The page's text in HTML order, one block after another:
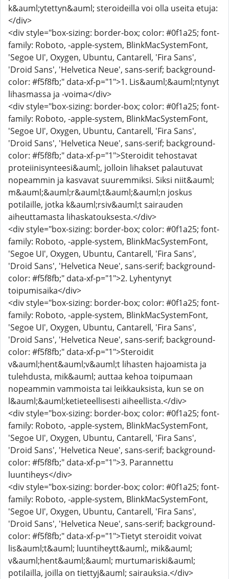
k&auml;ytettyn&auml; steroideilla voi olla useita etuja:
</div>
<div style="box-sizing: border-box; color: #0f1a25; font-
family: Roboto, -apple-system, BlinkMacSystemFont,
'Segoe UI', Oxygen, Ubuntu, Cantarell, 'Fira Sans',
'Droid Sans', 'Helvetica Neue', sans-serif; background-
color: #f5f8fb;" data-xf-p="1">1. Lis&auml;&auml;ntynyt
lihasmassa ja -voima</div>
<div style="box-sizing: border-box; color: #0f1a25; font-
family: Roboto, -apple-system, BlinkMacSystemFont,
'Segoe UI', Oxygen, Ubuntu, Cantarell, 'Fira Sans',
'Droid Sans', 'Helvetica Neue', sans-serif; background-
color: #f5f8fb;" data-xf-p="1">Steroidit tehostavat
proteiinisynteesi&auml;, jolloin lihakset palautuvat
nopeammin ja kasvavat suuremmiksi. Siksi niit&auml;
m&auml;&auml;r&auml;t&auml;&auml;n joskus
potilaille, jotka k&auml;rsiv&auml;t sairauden
aiheuttamasta lihaskatouksesta.</div>
<div style="box-sizing: border-box; color: #0f1a25; font-
family: Roboto, -apple-system, BlinkMacSystemFont,
'Segoe UI', Oxygen, Ubuntu, Cantarell, 'Fira Sans',
'Droid Sans', 'Helvetica Neue', sans-serif; background-
color: #f5f8fb;" data-xf-p="1">2. Lyhentynyt
toipumisaika</div>
<div style="box-sizing: border-box; color: #0f1a25; font-
family: Roboto, -apple-system, BlinkMacSystemFont,
'Segoe UI', Oxygen, Ubuntu, Cantarell, 'Fira Sans',
'Droid Sans', 'Helvetica Neue', sans-serif; background-
color: #f5f8fb;" data-xf-p="1">Steroidit
v&auml;hent&auml;v&auml;t lihasten hajoamista ja
tulehdusta, mik&auml; auttaa kehoa toipumaan
nopeammin vammoista tai leikkauksista, kun se on
l&auml;&auml;ketieteellisesti aiheellista.</div>
<div style="box-sizing: border-box; color: #0f1a25; font-
family: Roboto, -apple-system, BlinkMacSystemFont,
'Segoe UI', Oxygen, Ubuntu, Cantarell, 'Fira Sans',
'Droid Sans', 'Helvetica Neue', sans-serif; background-
color: #f5f8fb;" data-xf-p="1">3. Parannettu
luuntiheys</div>
<div style="box-sizing: border-box; color: #0f1a25; font-
family: Roboto, -apple-system, BlinkMacSystemFont,
'Segoe UI', Oxygen, Ubuntu, Cantarell, 'Fira Sans',
'Droid Sans', 'Helvetica Neue', sans-serif; background-
color: #f5f8fb;" data-xf-p="1">Tietyt steroidit voivat
lis&auml;t&auml; luuntiheytt&auml;, mik&auml;
v&auml;hent&auml;&auml; murtumariski&auml;
potilailla, joilla on tiettyj&auml; sairauksia.</div>